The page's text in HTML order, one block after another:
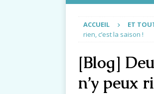
ACCUEIL ET
rien, c’est la saison !
[Blog]
n’y peux